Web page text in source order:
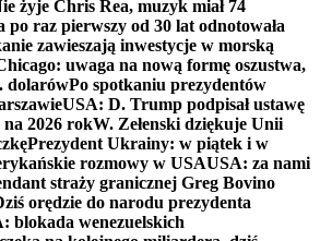
żyje Chris Rea, muzyk miał 74
raz pierwszy od 30 lat odnotowała
zawieszają inwestycje w morską
uwaga na nową formę oszustwa,
dolarówPo spotkaniu prezydentów
USA: D. Trump podpisał ustawę
2026 rokW. Zełenski dziękuje Unii
Prezydent Ukrainy: w piątek i w
rozmowy w USAUSA: za nami
straży granicznej Greg Bovino
orędzie do narodu prezydenta
blokada wenezuelskich